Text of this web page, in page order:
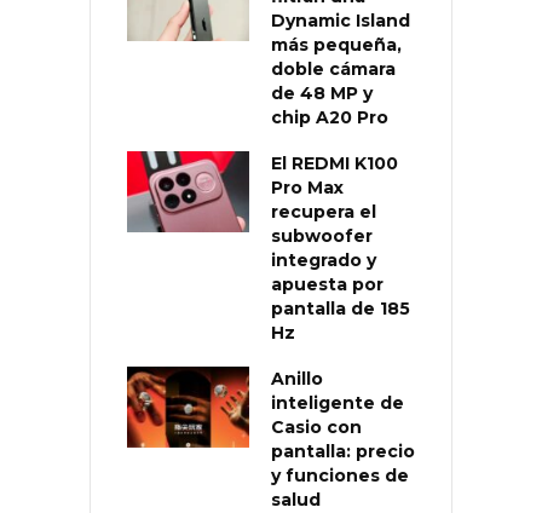
Dynamic Island
más pequeña,
doble cámara
de 48 MP y
chip A20 Pro
El REDMI K100
Pro Max
recupera el
subwoofer
integrado y
apuesta por
pantalla de 185
Hz
Anillo
inteligente de
Casio con
pantalla: precio
y funciones de
salud